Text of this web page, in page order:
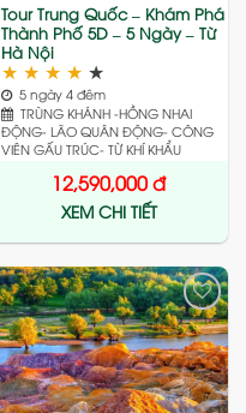
Tour Trung Quốc – Khám Phá
Thành Phố 5D – 5 Ngày – Từ
Hà Nội
★ ★ ★ ★ ★
5 ngày 4 đêm
TRÙNG KHÁNH -HỒNG NHAI
ĐỘNG- LÃO QUÂN ĐỘNG- CÔNG
VIÊN GẤU TRÚC- TỪ KHÍ KHẨU
12,590,000đ
XEM CHI TIẾT
Add
to
wishlist